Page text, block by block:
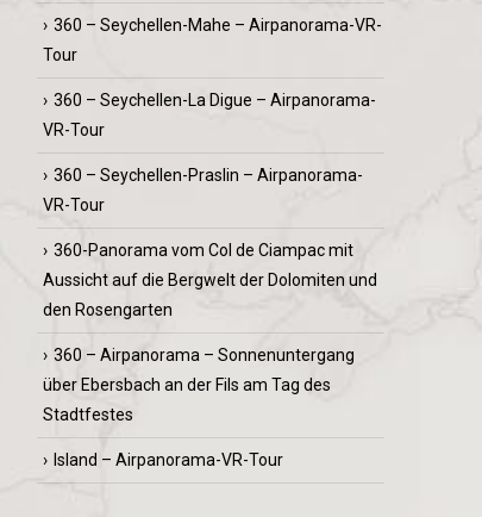
360 – Seychellen-Mahe – Airpanorama-VR-
Tour
360 – Seychellen-La Digue – Airpanorama-
VR-Tour
360 – Seychellen-Praslin – Airpanorama-
VR-Tour
360-Panorama vom Col de Ciampac mit
Aussicht auf die Bergwelt der Dolomiten und
den Rosengarten
360 – Airpanorama – Sonnenuntergang
über Ebersbach an der Fils am Tag des
Stadtfestes
Island – Airpanorama-VR-Tour